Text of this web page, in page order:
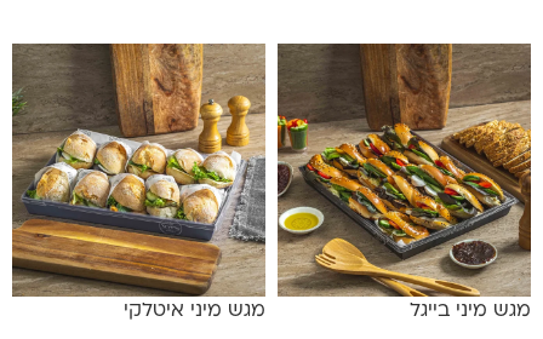
מגש מיני בייגל מגש מיני איטלקי